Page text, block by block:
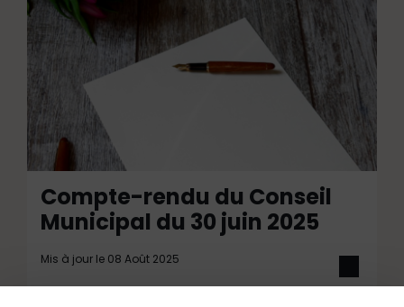
Compte-rendu du Conseil
Municipal du 30 juin 2025
Mis à jour le 08 Août 2025